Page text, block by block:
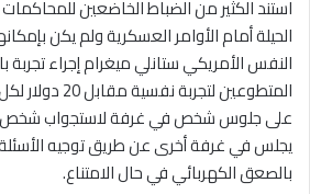
استند الكثير من الضباط الخاضعين للمحاكمات
الحيلة أمام الأوامر العسكرية ولم يكن
النفس الأمريكي ستانلي ميغرام إجراء
المتطوعين
على جلوس شخص في غرفة لاستجواب شخص
يجلس في غرفة أخرى عن طريق توجيه
بالصعق الكهربائي في حال الامتناع.